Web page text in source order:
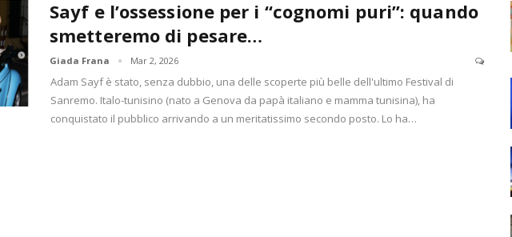
Sayf e l’ossessione per i “cognomi puri”: quando
smetteremo di pesare…
Giada Frana Mar 2, 2026
Adam Sayf è stato, senza dubbio, una delle scoperte più belle dell'ultimo Festival di
Sanremo. Italo-tunisino (nato a Genova da papà italiano e mamma tunisina), ha
conquistato il pubblico arrivando a un meritatissimo secondo posto. Lo ha…